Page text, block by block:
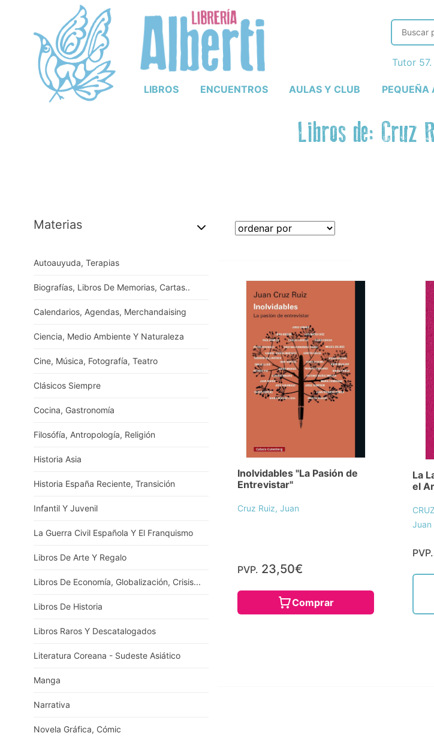
LIBROS ENCUENTROS AULAS Y CLUB PEQUEÑA
Tutor
Libros de: Cruz
Materias
Autoauyuda, Terapias
Biografías, Libros De Memorias, Cartas..
Calendarios, Agendas, Merchandaising
Ciencia, Medio Ambiente Y Naturaleza
Cine, Música, Fotografía, Teatro
Clásicos Siempre
Cocina, Gastronomía
Filosófía, Antropología, Religión
Historia Asia
Historia España Reciente, Transición
Infantil Y Juvenil
La Guerra Civil Española Y El Franquismo
Libros De Arte Y Regalo
Libros De Economía, Globalización, Crisis...
Libros De Historia
Libros Raros Y Descatalogados
Literatura Coreana - Sudeste Asiático
Manga
Narrativa
Novela Gráfica, Cómic
Inolvidables "La Pasión de
Entrevistar"
Cruz Ruiz, Juan
PVP. 23,50€
Comprar
La
el
Juan
PVP.